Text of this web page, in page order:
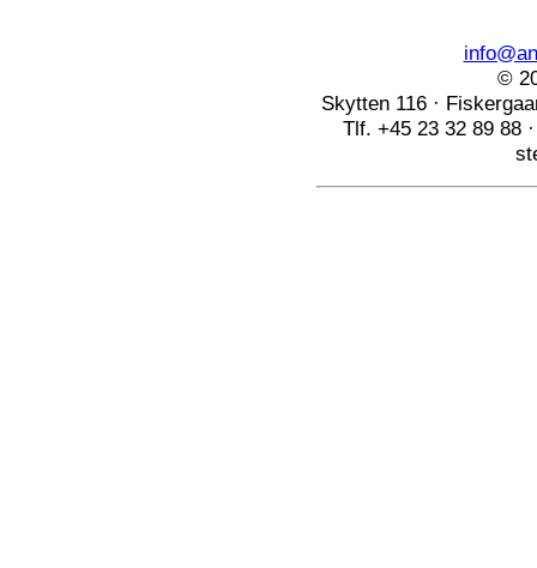
©
Skytten 116 ·
Tlf. +45 23 32 89 88